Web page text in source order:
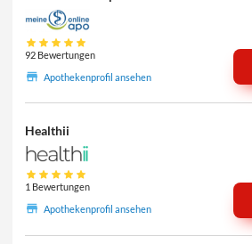
92 Bewertungen
Apothekenprofil ansehen
Healthii
1 Bewertungen
Apothekenprofil ansehen